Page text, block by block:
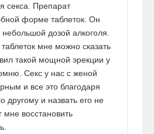
секса. Препарат
форме таблеток. Он
дозой алкоголя.
мне можно сказать
такой мощной эрекции у
Секс у нас с женой
и все это благодаря
другому и назвать его не
мне восстановить